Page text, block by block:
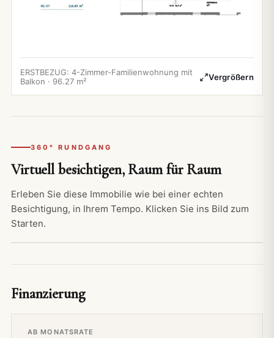
ERSTBEZUG: 4-Zimmer-Familienwohnung mit
Balkon · 96.27 m²
Vergrößern
360° RUNDGANG
Virtuell besichtigen, Raum für Raum
Erleben Sie diese Immobilie wie bei einer echten
Besichtigung, in Ihrem Tempo. Klicken Sie ins Bild zum
Starten.
Finanzierung
AB MONATSRATE